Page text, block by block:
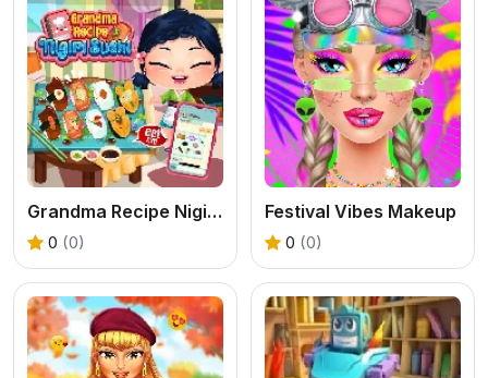
Grandma Recipe Nigiri Sushi
0 (0)
Festival Vibes Makeup
0 (0)